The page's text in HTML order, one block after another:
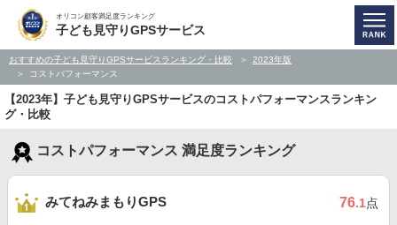
オリコン顧客満足度ランキング
子ども見守りGPSサービス
おすすめの子ども見守りGPSサービスランキング・比較
2023年版
コストパフォーマンス
【2023年】子ども見守りGPSサービスのコストパフォーマンスランキン
グ・比較
コストパフォーマンス 満足度ランキング
みてねみまもりGPS 76.1点